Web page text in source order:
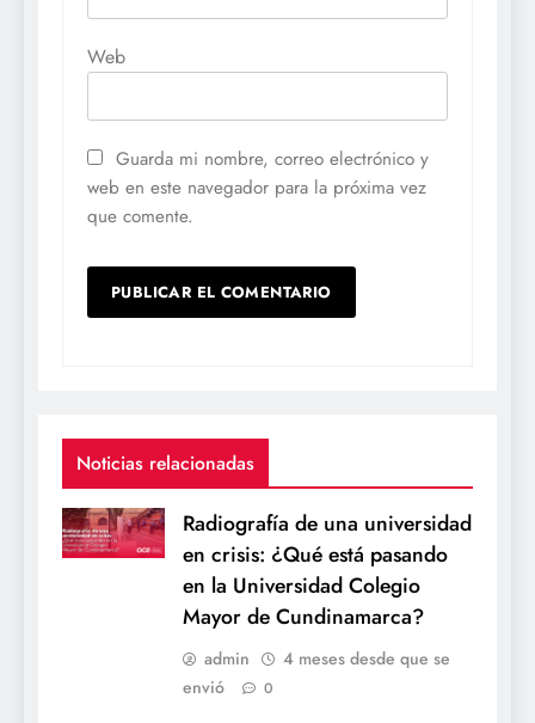
Web
Guarda mi nombre, correo electrónico y
web en este navegador para la próxima vez
que comente.
Noticias relacionadas
Radiografía de una universidad
en crisis: ¿Qué está pasando
en la Universidad Colegio
Mayor de Cundinamarca?
admin
4 meses desde que se
envió
0